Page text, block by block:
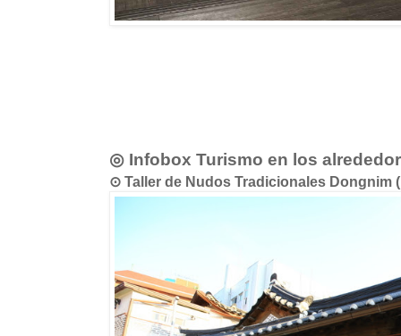
◎ Infobox Turismo en los
⊙ Taller de Nudos Tradicionales Dongnim (